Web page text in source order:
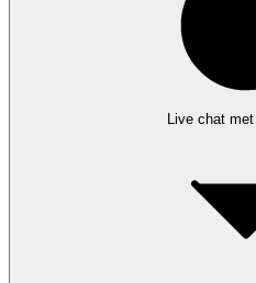
Live chat